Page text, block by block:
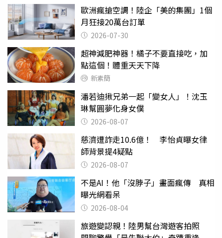
歐洲瘋搶空調！陸企「美的集團」1個
月狂接20萬台訂單
2026-07-30
超神減肥神器！橘子不要直接吃，加
點這個！體重天天下降
新素簡
潘若迪揪兄弟一起「變女人」！沈玉
琳幫圓夢化身女僕
2026-08-07
慈濟遭詐走10.6億！ 李怡貞曝女律
師背景提4疑點
2026-08-07
不是AI！他「沒脖子」畫面瘋傳 真相
曝光網看呆
2026-08-04
旅遊變認親！陸男幫台灣遊客拍照